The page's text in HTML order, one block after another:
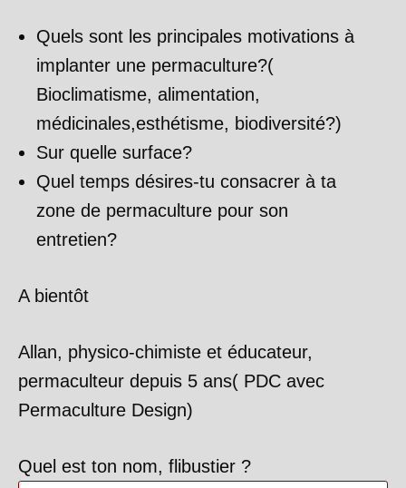
Quels sont les principales motivations à
implanter une permaculture?(
Bioclimatisme, alimentation,
médicinales,esthétisme, biodiversité?)
Sur quelle surface?
Quel temps désires-tu consacrer à ta
zone de permaculture pour son
entretien?
A bientôt
Allan, physico-chimiste et éducateur,
permaculteur depuis 5 ans( PDC avec
Permaculture Design)
Quel est ton nom, flibustier ?